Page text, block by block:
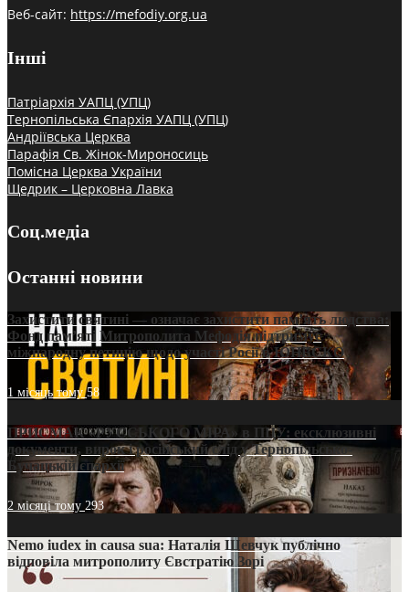
Веб-сайт: https://mefodiy.org.ua
Інші
Патріархія УАПЦ (УПЦ)
Тернопільська Єпархія УАПЦ (УПЦ)
Андріївська Церква
Парафія Св. Жінок-Мироносиць
Помісна Церква України
Щедрик – Церковна Лавка
Соц.медіа
Останні новини
Захистити святині — означає захистити пам’ять людства:
Фонд пам’яті Митрополита Мефодія підтримує
міжнародну петицію щодо участі Росії в ЮНЕСКО
1 місяць тому58
ПРИСМАК «РУССЬКОГО МІРА» в ПЦУ: ексклюзивні
документи, вирок і російський слід у Тернопільсько-
Бучацькій єпархії
2 місяці тому 293
Nemo iudex in causa sua: Наталія Шевчук публічно
відповіла митрополиту Євстратію Зорі